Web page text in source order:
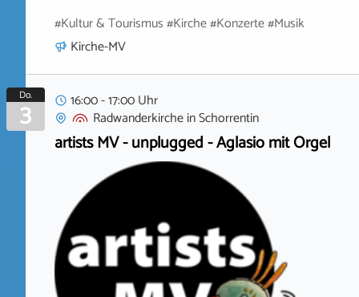
#Kultur & Tourismus #Kirche #Konzerte #Musik
Kirche-MV
Do.
3
16:00 - 17:00 Uhr
RadwanderkircheinSchorrentin
artists MV - unplugged - Aglasio mit Orgel